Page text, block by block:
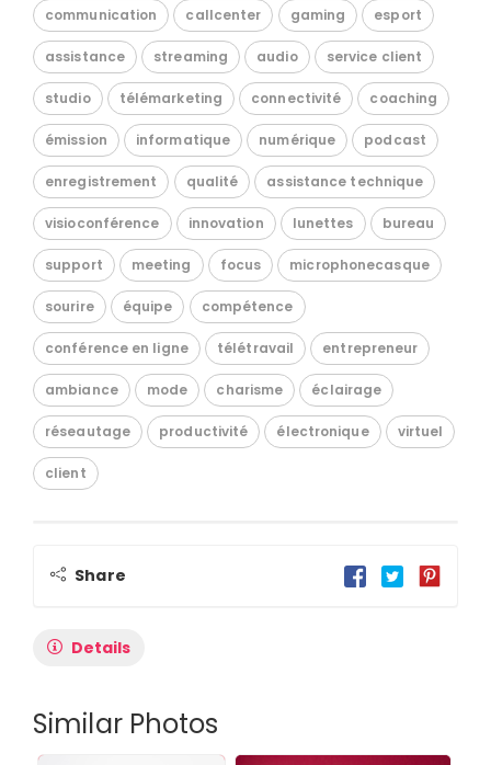
communication callcenter gaming esport
assistance streaming audio service client
studio télémarketing connectivité coaching
émission informatique numérique podcast
enregistrement qualité assistance technique
visioconférence innovation lunettes bureau
support meeting focus microphonecasque
sourire équipe compétence
conférence en ligne télétravail entrepreneur
ambiance mode charisme éclairage
réseautage productivité électronique virtuel
client
Share
Details
Similar Photos